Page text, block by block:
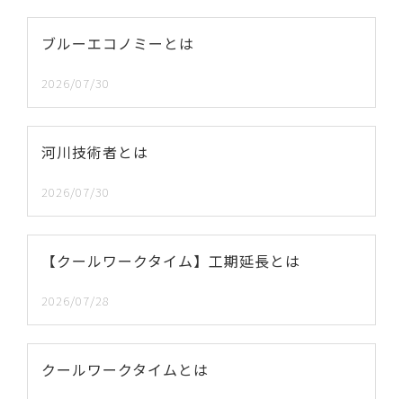
ブルーエコノミーとは
2026/07/30
河川技術者とは
2026/07/30
【クールワークタイム】工期延長とは
2026/07/28
クールワークタイムとは